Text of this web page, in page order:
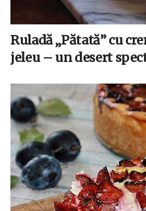
Ruladă „Pătată” cu
jeleu – un desert